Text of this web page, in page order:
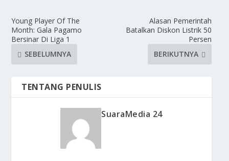
Young Player Of The
Month: Gala Pagamo
Bersinar Di Liga 1
SEBELUMNYA
Alasan Pemerintah
Batalkan Diskon Listrik 50
Persen
BERIKUTNYA
TENTANG PENULIS
SuaraMedia 24